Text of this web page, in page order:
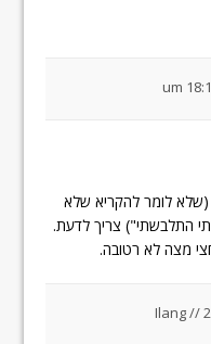
(שלא לומר להקריא שלא
התלבשתי") צריך לדעת.
מצה לא רטובה.
Ilang//